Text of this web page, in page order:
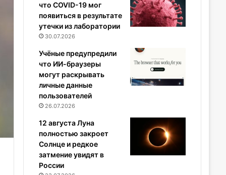
что COVID-19 мог
появиться в результате
утечки из лаборатории
30.07.2026
Учёные предупредили
что ИИ-браузеры
могут раскрывать
личные данные
пользователей
26.07.2026
12 августа Луна
полностью закроет
Солнце и редкое
затмение увидят в
России